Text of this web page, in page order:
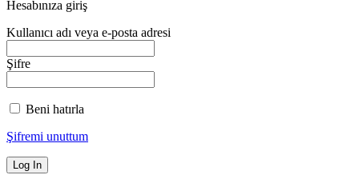
Hesabınıza giriş
Kullanıcı adı veya e-posta adresi
Şifre
Beni hatırla
Şifremi unuttum